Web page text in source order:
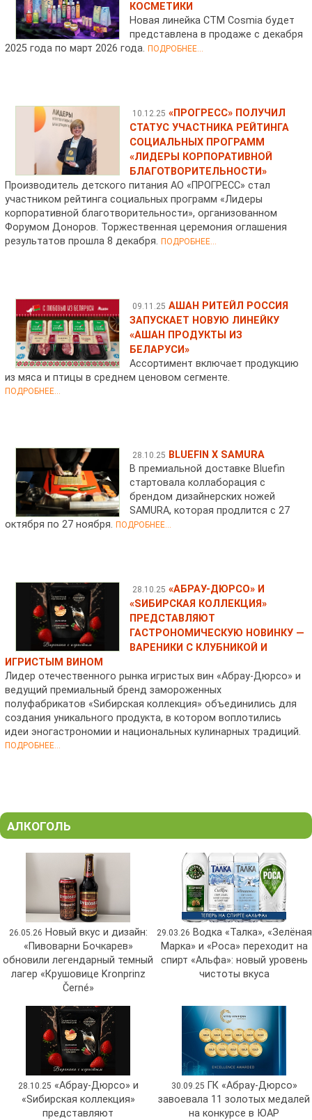
КОСМЕТИКИ
Новая линейка СТМ Cosmia будет
представлена в продаже с декабря
2025 года по март 2026 года.ПОДРОБНЕЕ...
10.12.25 «ПРОГРЕСС» ПОЛУЧИЛ
СТАТУС УЧАСТНИКА РЕЙТИНГА
СОЦИАЛЬНЫХ ПРОГРАММ
«ЛИДЕРЫ КОРПОРАТИВНОЙ
БЛАГОТВОРИТЕЛЬНОСТИ»
Производитель детского питания АО «ПРОГРЕСС» стал
участником рейтинга социальных программ «Лидеры
корпоративной благотворительности», организованном
Форумом Доноров. Торжественная церемония оглашения
результатов прошла 8 декабря.ПОДРОБНЕЕ...
09.11.25 АШАН РИТЕЙЛ РОССИЯ
ЗАПУСКАЕТ НОВУЮ ЛИНЕЙКУ
«АШАН ПРОДУКТЫ ИЗ
БЕЛАРУСИ»
Ассортимент включает продукцию
из мяса и птицы в среднем ценовом сегменте.
ПОДРОБНЕЕ...
28.10.25 BLUEFIN X SAMURA
В премиальной доставке Bluefin
стартовала коллаборация с
брендом дизайнерских ножей
SAMURA, которая продлится с 27
октября по 27 ноября.ПОДРОБНЕЕ...
28.10.25 «АБРАУ-ДЮРСО» И
«SИБИРСКАЯ КОЛЛЕКЦИЯ»
ПРЕДСТАВЛЯЮТ
ГАСТРОНОМИЧЕСКУЮ НОВИНКУ —
ВАРЕНИКИ С КЛУБНИКОЙ И
ИГРИСТЫМ ВИНОМ
Лидер отечественного рынка игристых вин «Абрау-Дюрсо» и
ведущий премиальный бренд замороженных
полуфабрикатов «Sибирская коллекция» объединились для
создания уникального продукта, в котором воплотились
идеи эногастрономии и национальных кулинарных традиций.
ПОДРОБНЕЕ...
АЛКОГОЛЬ
26.05.26 Новый вкус и дизайн:
«Пивоварни Бочкарев»
обновили легендарный темный
лагер «Крушовице Kronprinz
Černé»
29.03.26 Водка «Талка», «Зелёная
Марка» и «Роса» переходит на
спирт «Альфа»: новый уровень
чистоты вкуса
28.10.25 «Абрау-Дюрсо» и
«Sибирская коллекция»
представляют
30.09.25 ГК «Абрау-Дюрсо»
завоевала 11 золотых медалей
на конкурсе в ЮАР